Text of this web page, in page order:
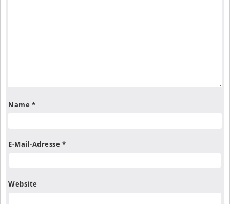
Name *
E-Mail-Adresse *
Website